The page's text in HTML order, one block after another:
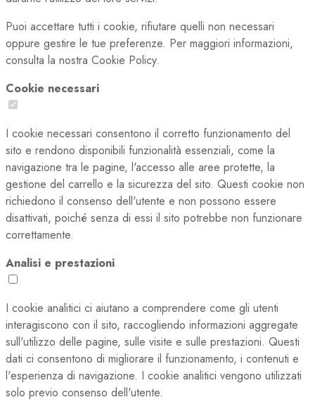
Puoi accettare tutti i cookie, rifiutare quelli non necessari
oppure gestire le tue preferenze. Per maggiori informazioni,
consulta la nostra Cookie Policy.
Cookie necessari
I cookie necessari consentono il corretto funzionamento del
sito e rendono disponibili funzionalità essenziali, come la
navigazione tra le pagine, l'accesso alle aree protette, la
gestione del carrello e la sicurezza del sito. Questi cookie non
richiedono il consenso dell'utente e non possono essere
disattivati, poiché senza di essi il sito potrebbe non funzionare
correttamente.
Analisi e prestazioni
I cookie analitici ci aiutano a comprendere come gli utenti
interagiscono con il sito, raccogliendo informazioni aggregate
sull'utilizzo delle pagine, sulle visite e sulle prestazioni. Questi
dati ci consentono di migliorare il funzionamento, i contenuti e
l'esperienza di navigazione. I cookie analitici vengono utilizzati
solo previo consenso dell'utente.